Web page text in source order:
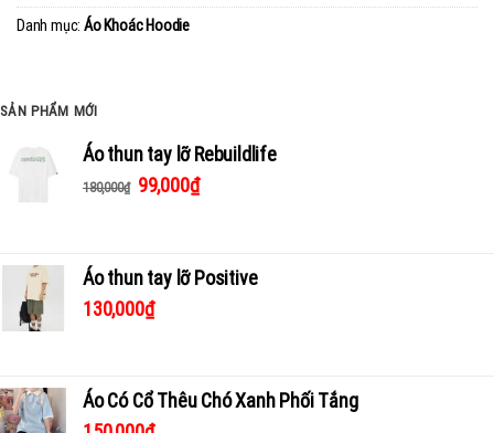
Danh mục: Áo Khoác Hoodie
SẢN PHẨM MỚI
Áo thun tay lỡ Rebuildlife
180,000₫ 99,000₫
Áo thun tay lỡ Positive
130,000₫
Áo Có Cổ Thêu Chó Xanh Phối Tắng